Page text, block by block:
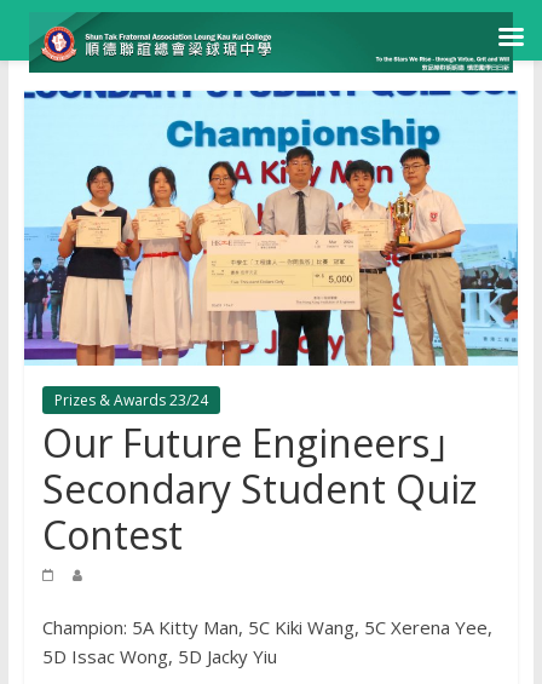
Skip
to
Prizes & Awards 23/24
Our Future Engineers」
Secondary Student Quiz
Contest
Champion: 5A Kitty Man, 5C Kiki Wang, 5C Xerena Yee,
5D Issac Wong, 5D Jacky Yiu